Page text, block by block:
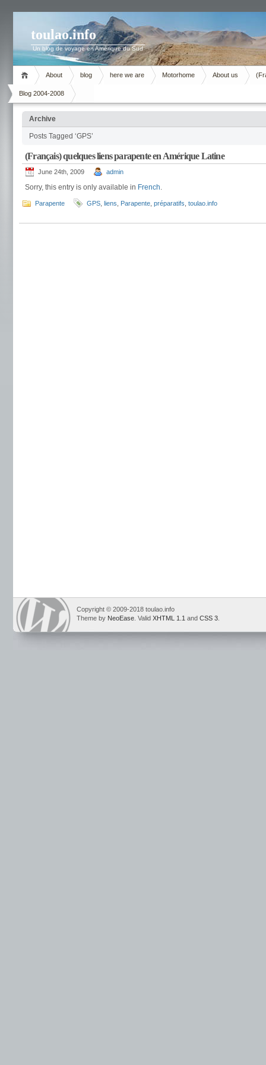
toulao.info
Un blog de voyage en Amérique du Sud
About blog here we are Motorhome About us
Blog 2004-2008
Archive
Posts Tagged ‘GPS’
(Français) quelques liens parapente en Amérique Latine
June 24th, 2009 admin
Sorry, this entry is only available in French.
Parapente GPS liens Parapente préparatifs toulao.info
Copyright © 2009-2018 toulao.info
Theme by NeoEase . Valid XHTML 1.1 and CSS 3